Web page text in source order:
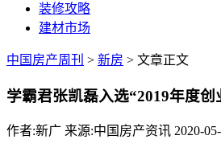
装修攻略
建材市场
中国房产周刊 > 新房 > 文章正文
学霸君张凯磊入选“2019年度创
作者:新广 来源:中国房产资讯 2020-